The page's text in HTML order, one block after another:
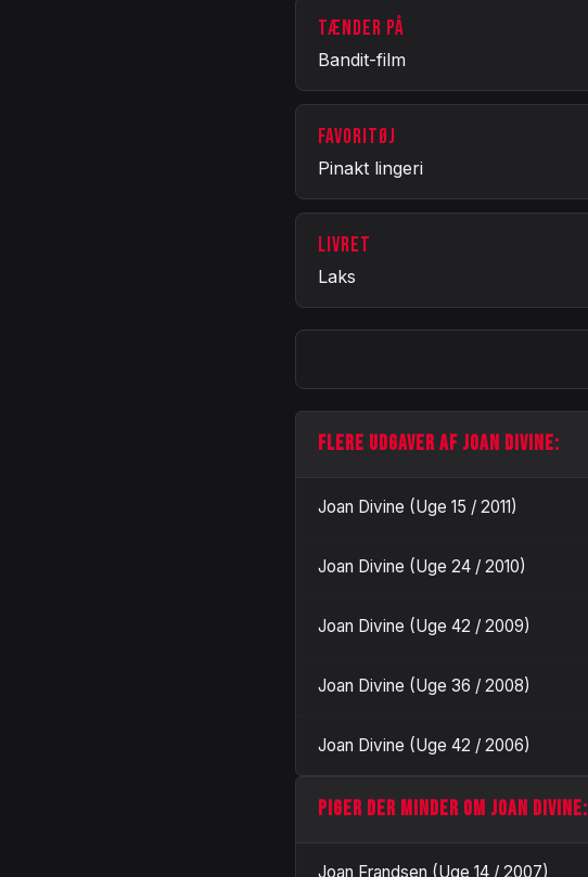
TÆNDER PÅ
Bandit-film
FAVORITØJ
Pinakt lingeri
LIVRET
Laks
FLERE UDGAVER AF JOAN DIVINE:
Joan Divine (Uge 15 / 2011)
Joan Divine (Uge 24 / 2010)
Joan Divine (Uge 42 / 2009)
Joan Divine (Uge 36 / 2008)
Joan Divine (Uge 42 / 2006)
PIGER DER MINDER OM JOAN DIVINE:
Joan Frandsen (Uge 14 / 2007)